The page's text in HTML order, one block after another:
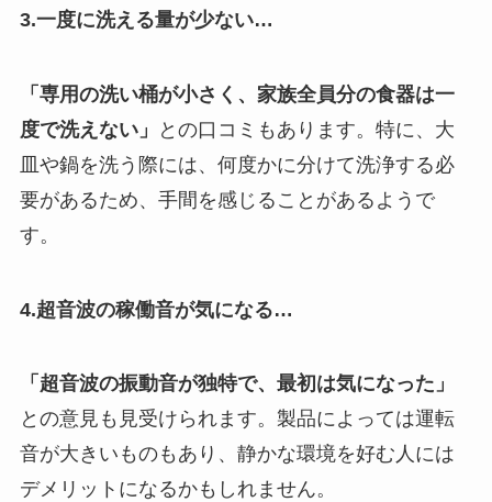
3.一度に洗える量が少ない…
「専用の洗い桶が小さく、家族全員分の食器は一
度で洗えない」
との口コミもあります。特に、大
皿や鍋を洗う際には、何度かに分けて洗浄する必
要があるため、手間を感じることがあるようで
す。
4.超音波の稼働音が気になる…
「超音波の振動音が独特で、最初は気になった」
との意見も見受けられます。製品によっては運転
音が大きいものもあり、静かな環境を好む人には
デメリットになるかもしれません。